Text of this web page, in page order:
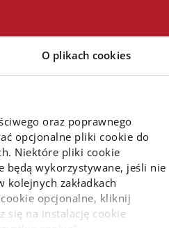
O plikach cookies
oraz poprawnego
opcjonalne pliki cookie do
Niektóre pliki cookie
będą wykorzystywane, jeśli nie
zakładkach
cookie opcjonalne, kliknij
się na instalację cookie